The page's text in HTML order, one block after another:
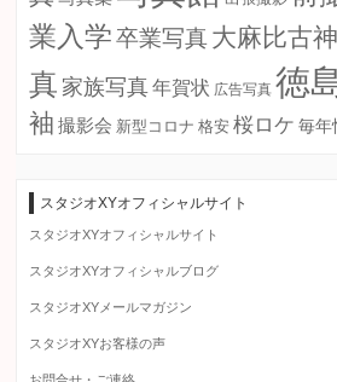
業入学 卒業写真大麻比古
真 家族写真年賀状 広告写真 徳
袖 撮影会 新型コロナ 格安 桜ロケ 毎年
スタジオXYオフィシャルサイト
スタジオXYオフィシャルサイト
スタジオXYオフィシャルブログ
スタジオXYメールマガジン
スタジオXYお客様の声